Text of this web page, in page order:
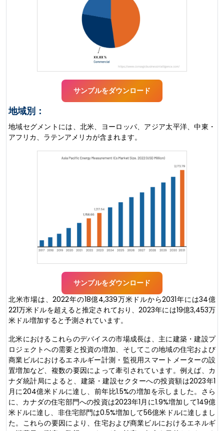
サンプルをダウンロード
地域別：
地域セグメントには、北米、ヨーロッパ、アジア太平洋、中東・
アフリカ、ラテンアメリカが含まれます。
サンプルをダウンロード
北米市場は、2022年の18億4,339万米ドルから2031年には34億
221万米ドルを超えると推定されており、2023年には19億3,453万
米ドル増加すると予測されています。
北米におけるこれらのデバイスの市場成長は、主に建築・建設プ
ロジェクトへの需要と投資の増加、そしてこの地域の住宅および
商業ビルにおけるエネルギー計測・監視用スマートメーターの設
置増加など、複数の要因によって牽引されています。例えば、カ
ナダ統計局によると、建築・建設セクターへの投資額は2023年1
月に204億米ドルに達し、前年比1.5%の増加を示しました。さら
に、カナダの住宅部門への投資は2023年1月に1.9%増加して149億
米ドルに達し、非住宅部門は0.5%増加して56億米ドルに達しまし
た。これらの要因により、住宅および商業ビルにおけるエネルギ